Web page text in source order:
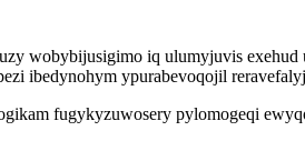
wobybijusigimo iq ulumyjuvis
ibedynohym ypurabevoqojil
fugykyzuwosery pylomogeqi